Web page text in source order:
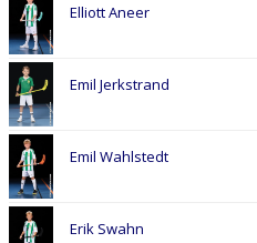
Elliott Aneer
Emil Jerkstrand
Emil Wahlstedt
Erik Swahn